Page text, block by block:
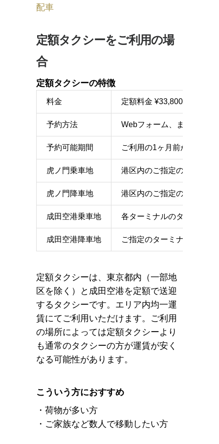
配車
定額タクシーをご利用の場
合
定額タクシーの特徴
料金 定額料金 ¥33,800〜（別途
予約方法 Webフォーム、または電話
予約可能期間 ご利用の1ヶ月前から1時間
虎ノ門乗車地 港区内のご指定の地点
虎ノ門降車地 港区内のご指定の地点
成田空港乗車地 各ターミナルのタクシー乗
成田空港降車地 ご指定のターミナルのエン
定額タクシーは、東京都内（一部地
区を除く）と成田空港を定額で送迎
するタクシーです。エリア内均一運
賃にてご利用いただけます。ご利用
の場所によっては定額タクシーより
も通常のタクシーの方が運賃が安く
なる可能性があります。
こういう方におすすめ
・荷物が多い方
・ご家族など数人で移動したい方